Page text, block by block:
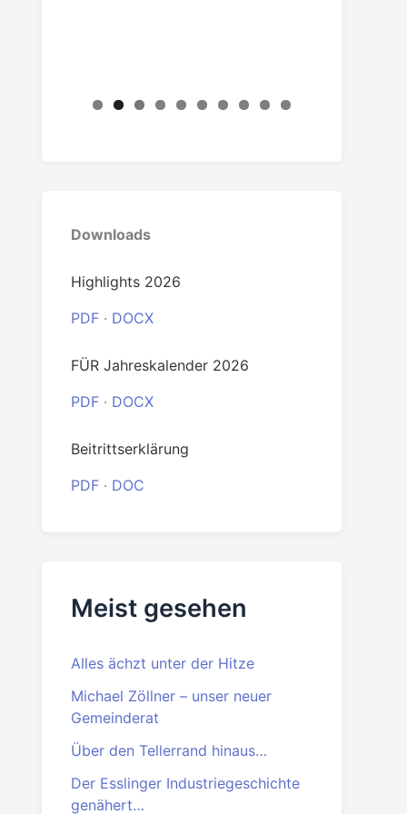
Downloads
Highlights 2026
PDF · DOCX
FÜR Jahreskalender 2026
PDF · DOCX
Beitrittserklärung
PDF · DOC
Meist gesehen
Alles ächzt unter der Hitze
Michael Zöllner – unser neuer
Gemeinderat
Über den Tellerrand hinaus…
Der Esslinger Industriegeschichte
genähert…